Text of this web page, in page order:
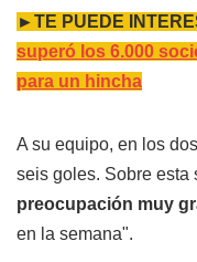
►TE PUEDE
superó los 6.000
para un hincha
A su equipo, en los
seis goles. Sobre esta
preocupación muy
en la semana".